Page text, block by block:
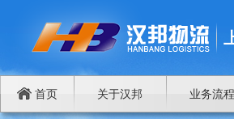
首页 关于汉邦 业务流程